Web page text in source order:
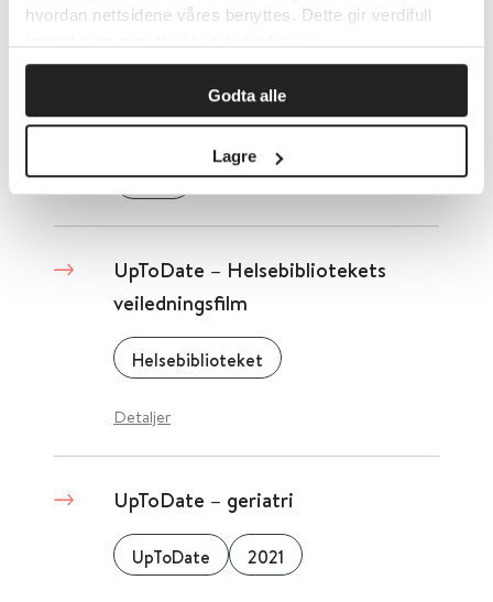
hvordan nettsidene våres benyttes. Dette gir verdifull
Godta alle
Lagre
UpToDate - Hvordan få tilgang
2024
UpToDate – Helsebibliotekets
veiledningsfilm
Helsebiblioteket
Detaljer
UpToDate – geriatri
UpToDate 2021